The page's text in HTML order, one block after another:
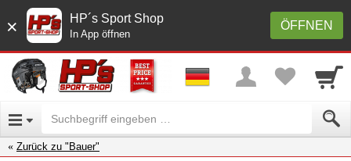
× ÖFFNEN
HP´s Sport Shop
In App öffnen
Zurück zu "Bauer"